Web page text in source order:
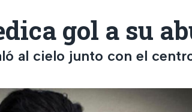
gol a su
al cielo junto con el